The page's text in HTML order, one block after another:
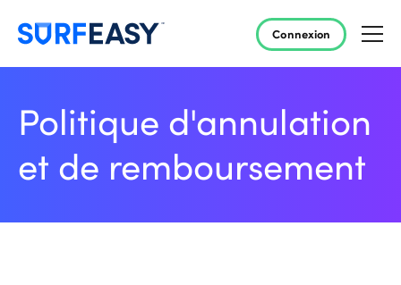
Connexion
Politique d'annulation
et de remboursement